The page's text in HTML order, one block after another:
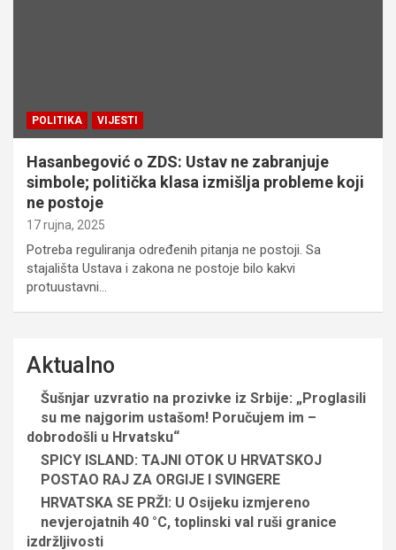
POLITIKA VIJESTI
Hasanbegović o ZDS: Ustav ne zabranjuje
simbole; politička klasa izmišlja probleme koji
ne postoje
17 rujna, 2025
Potreba reguliranja određenih pitanja ne postoji. Sa
stajališta Ustava i zakona ne postoje bilo kakvi
protuustavni…
Aktualno
Šušnjar uzvratio na prozivke iz Srbije: „Proglasili
su me najgorim ustašom! Poručujem im –
dobrodošli u Hrvatsku“
SPICY ISLAND: TAJNI OTOK U HRVATSKOJ
POSTAO RAJ ZA ORGIJE I SVINGERE
HRVATSKA SE PRŽI: U Osijeku izmjereno
nevjerojatnih 40 °C, toplinski val ruši granice
izdržljivosti